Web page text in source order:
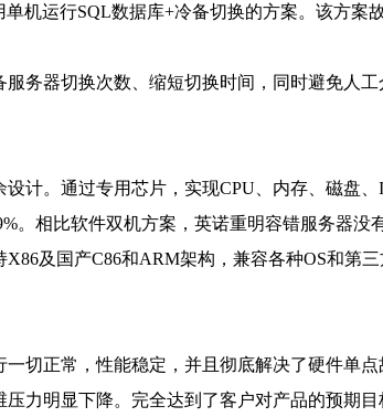
机运行SQL数据库+冷备切换的方案。该方
务器切换次数、缩短切换时间，同时避免人工
计。通过专用芯片，实现CPU、内存、磁盘
。相比软件双机方案，英诺重明容错服务器
及国产C86和ARM架构，兼容各种OS和第
切正常，性能稳定，并且彻底解决了硬件单
力明显下降。完全达到了客户对产品的预期目